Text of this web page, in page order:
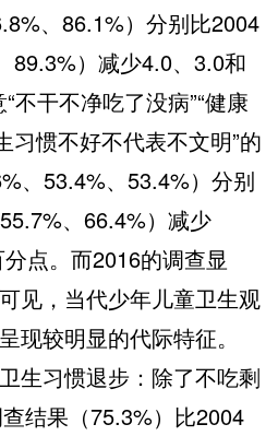
、86.1%）分别比2004
89.3%）减少4.0、3.0和
不干不净吃了没病”“健康
习惯不好不代表不文明”的
、53.4%、53.4%）分别
、66.4%）减少
点。而2016的调查显
见，当代少年儿童卫生观
现较明显的代际特征。
习惯退步：除了不吃剩
结果（75.3%）比2004